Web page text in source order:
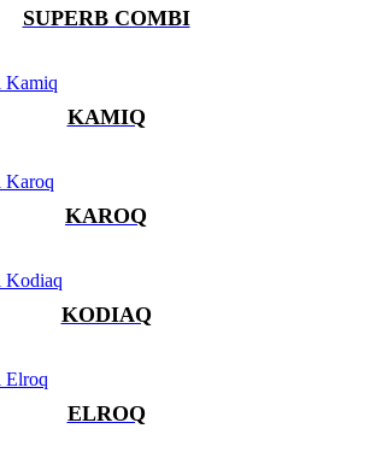
SUPERB COMBI
KAMIQ
KAROQ
KODIAQ
ELROQ